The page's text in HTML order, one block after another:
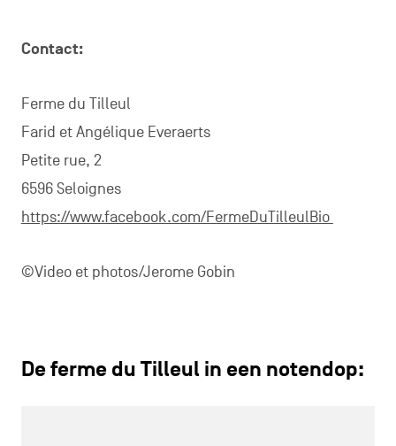
Contact:
Ferme du Tilleul
Farid et Angélique Everaerts
Petite rue, 2
6596 Seloignes
https://www.facebook.com/FermeDuTilleulBio
©Video et photos/Jerome Gobin
De ferme du Tilleul in een notendop: